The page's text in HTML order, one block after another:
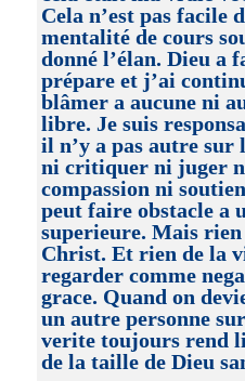
Cela n’est pas facile
mentalité de cours
donné l’élan. Dieu a
prépare et j’ai
blâmer a aucune ni
libre. Je suis
il n’y a pas autre
ni critiquer ni juger
compassion ni
peut faire obstacle a
superieure. Mais rien
Christ. Et rien de la
regarder comme
grace. Quand on
un autre personne
verite toujours rend
de la taille de Dieu